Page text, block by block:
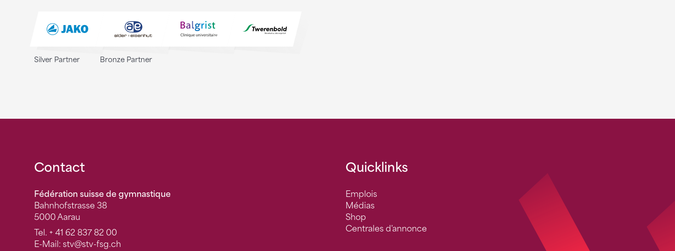
Silver Partner Bronze Partner
Fusszeile
Contact
Fédération suisse de gymnastique
Bahnhofstrasse 38
5000 Aarau
Tel. + 41 62 837 82 00
E-Mail: stv@stv-fsg.ch
Quicklinks
Emplois
Médias
Shop
Centrales d'annonce